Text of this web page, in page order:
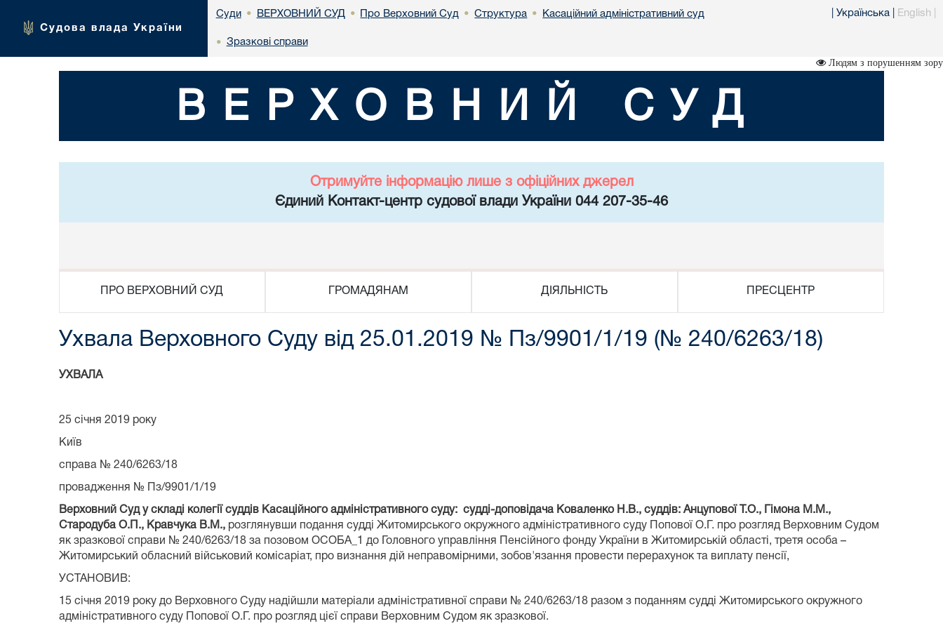
Судова влада України
Суди • ВЕРХОВНИЙ СУД • Про Верховний Суд • Структура • Касаційний адміністративний суд
• Зразкові справи
Українська English
Людям з порушенням зору
ВЕРХОВНИЙ СУД
Отримуйте інформацію лише з офіційних джерел
Єдиний Контакт-центр судової влади України 044 207-35-46
ПРО ВЕРХОВНИЙ СУД ГРОМАДЯНАМ ДІЯЛЬНІСТЬ ПРЕСЦЕНТР
Ухвала Верховного Суду від 25.01.2019 № Пз/9901/1/19 (№ 240/6263/18)
УХВАЛА
25 січня 2019 року
Київ
справа № 240/6263/18
провадження № Пз/9901/1/19
Верховний Суд у складі колегії суддів Касаційного адміністративного суду: судді-доповідача Коваленко Н.В., суддів: Анцупової Т.О., Гімона М.М.,
Стародуба О.П., Кравчука В.М., розглянувши подання судді Житомирського окружного адміністративного суду Попової О.Г. про розгляд Верховним Судом
як зразкової справи № 240/6263/18 за позовом ОСОБА_1 до Головного управління Пенсійного фонду України в Житомирській області, третя особа –
Житомирський обласний військовий комісаріат, про визнання дій неправомірними, зобов'язання провести перерахунок та виплату пенсії,
УСТАНОВИВ:
15 січня 2019 року до Верховного Суду надійшли матеріали адміністративної справи № 240/6263/18 разом з поданням судді Житомирського окружного
адміністративного суду Попової О.Г. про розгляд цієї справи Верховним Судом як зразкової.